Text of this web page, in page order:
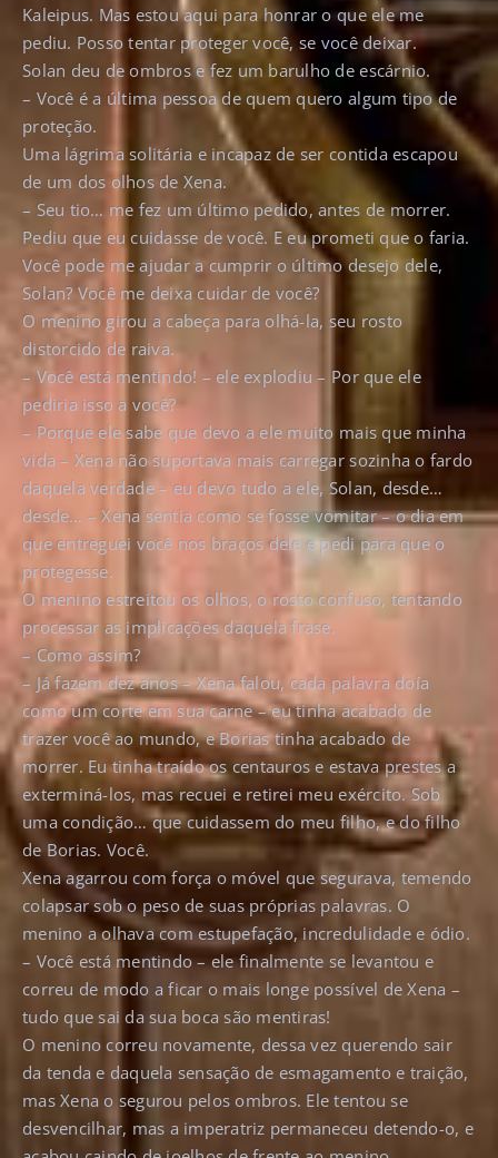
Kaleipus. Mas estou aqui para honrar o que ele me
pediu. Posso tentar proteger você, se você deixar.
Solan deu de ombros e fez um barulho de escárnio.
– Você é a última pessoa de quem quero algum tipo de
proteção.
Uma lágrima solitária e incapaz de ser contida escapou
de um dos olhos de Xena.
– Seu tio… me fez um último pedido, antes de morrer.
Pediu que eu cuidasse de você. E eu prometi que o faria.
Você pode me ajudar a cumprir o último desejo dele,
Solan? Você me deixa cuidar de você?
O menino girou a cabeça para olhá-la, seu rosto
distorcido de raiva.
– Você está mentindo! – ele explodiu – Por que ele
pediria isso a você?
– Porque ele sabe que devo a ele muito mais que minha
vida – Xena não suportava mais carregar sozinha o fardo
daquela verdade – eu devo tudo a ele, Solan, desde…
desde… – Xena sentia como se fosse vomitar – o dia em
que entreguei você nos braços dele e pedi para que o
protegesse.
O menino estreitou os olhos, o rosto confuso, tentando
processar as implicações daquela frase.
– Como assim?
– Já fazem dez anos – Xena falou, cada palavra doía
como um corte em sua carne – eu tinha acabado de
trazer você ao mundo, e Borias tinha acabado de
morrer. Eu tinha traído os centauros e estava prestes a
exterminá-los, mas recuei e retirei meu exército. Sob
uma condição… que cuidassem do meu filho, e do filho
de Borias. Você.
Xena agarrou com força o móvel que segurava, temendo
colapsar sob o peso de suas próprias palavras. O
menino a olhava com estupefação, incredulidade e ódio.
– Você está mentindo – ele finalmente se levantou e
correu de modo a ficar o mais longe possível de Xena –
tudo que sai da sua boca são mentiras!
O menino correu novamente, dessa vez querendo sair
da tenda e daquela sensação de esmagamento e traição,
mas Xena o segurou pelos ombros. Ele tentou se
desvencilhar, mas a imperatriz permaneceu detendo-o, e